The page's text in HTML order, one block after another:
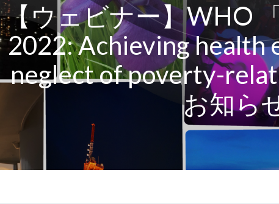
【ウェビナー】WHO
2022: Achieving health
neglect of poverty-
お知ら